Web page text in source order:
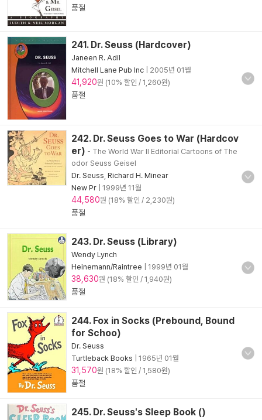
품절
241. Dr. Seuss (Hardcover)
Janeen R. Adil
Mitchell Lane Pub Inc
2005년 01월
41,920원 (10% 할인 / 1,260원)
품절
242. Dr. Seuss Goes to War (Hardcov
er) - The World War II Editorial Cartoons of The
odor Seuss Geisel
Dr. Seuss Richard H. Minear
New Pr
1999년 11월
44,580원 (18% 할인 / 2,230원)
품절
243. Dr. Seuss (Library)
Wendy Lynch
Heinemann/Raintree
1999년 01월
38,630원 (18% 할인 / 1,940원)
품절
244. Fox in Socks (Prebound, Bound
for Schoo)
Dr. Seuss
Turtleback Books
1965년 01월
31,570원 (18% 할인 / 1,580원)
품절
245. Dr. Seuss's Sleep Book ()